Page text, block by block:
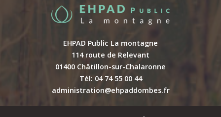
EHPAD Public La montagne
114 route de Relevant
01400 Châtillon-sur-Chalaronne
Tél: 04 74 55 00 44
administration@ehpaddombes.fr